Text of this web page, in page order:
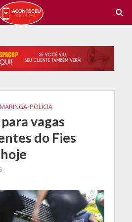
MARINGA•POLICIA
vagas
do Fies